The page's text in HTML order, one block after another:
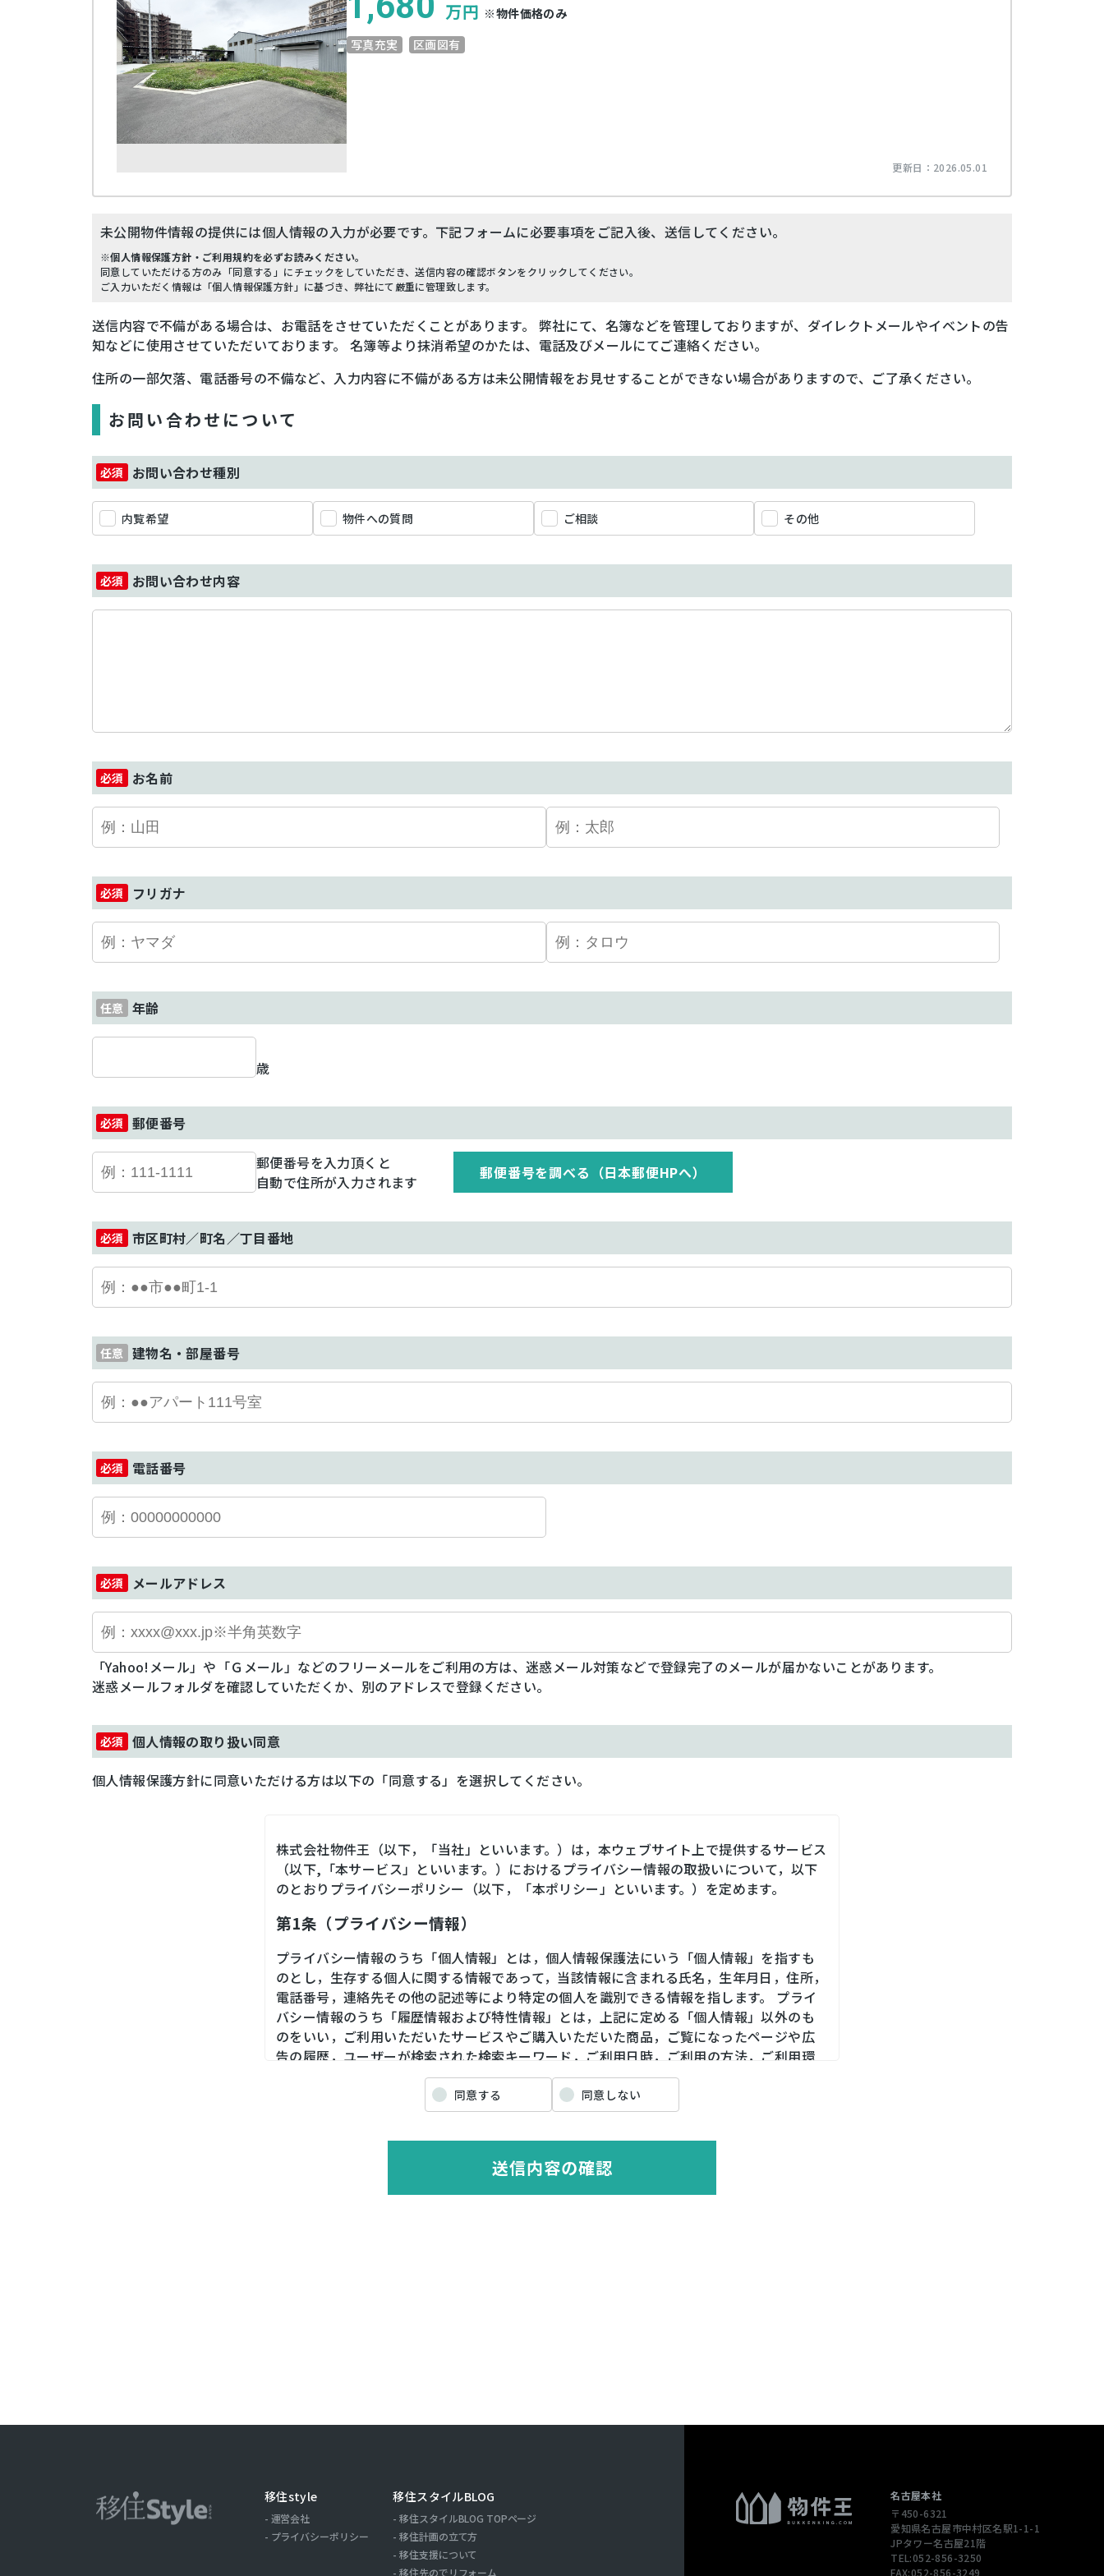
万円 ※物件価格のみ
写真充実
区画図有
更新日： 2026.05.01
未公開物件情報の提供には個人情報の入力が必要です。下記フォームに必要事項をご記入後、送信してください。
※個人情報保護方針・ご利用規約を必ずお読みください。
同意していただける方のみ「同意する」にチェックをしていただき、送信内容の確認ボタンをクリックしてください。
ご入力いただく情報は「個人情報保護方針」に基づき、弊社にて厳重に管理致します。
送信内容で不備がある場合は、お電話をさせていただくことがあります。 弊社にて、名簿などを管理しておりますが、ダイレクトメールやイベントの告
知などに使用させていただいております。 名簿等より抹消希望のかたは、電話及びメールにてご連絡ください。
住所の一部欠落、電話番号の不備など、入力内容に不備がある方は未公開情報をお見せすることができない場合がありますので、ご了承ください。
お問い合わせについて
お問い合わせ種別
内覧希望 物件への質問 ご相談 その他
お問い合わせ内容
お名前
フリガナ
年齢
歳
郵便番号
郵便番号を入力頂くと
自動で住所が入力されます
郵便番号を調べる（日本郵便HPへ）
市区町村／町名／丁目番地
建物名・部屋番号
電話番号
メールアドレス
「Yahoo!メール」や「Ｇメール」などのフリーメールをご利用の方は、迷惑メール対策などで登録完了のメールが届かないことがあります。
迷惑メールフォルダを確認していただくか、別のアドレスで登録ください。
個人情報の取り扱い同意
個人情報保護方針に同意いただける方は以下の「同意する」を選択してください。
株式会社物件王（以下，「当社」といいます。）は，本ウェブサイト上で提供するサービス
（以下,「本サービス」といいます。）におけるプライバシー情報の取扱いについて，以下
のとおりプライバシーポリシー（以下，「本ポリシー」といいます。）を定めます。
第1条（プライバシー情報）
プライバシー情報のうち「個人情報」とは，個人情報保護法にいう「個人情報」を指すも
のとし，生存する個人に関する情報であって，当該情報に含まれる氏名，生年月日，住所，
電話番号，連絡先その他の記述等により特定の個人を識別できる情報を指します。 プライ
バシー情報のうち「履歴情報および特性情報」とは，上記に定める「個人情報」以外のも
のをいい，ご利用いただいたサービスやご購入いただいた商品，ご覧になったページや広
告の履歴，ユーザーが検索された検索キーワード，ご利用日時，ご利用の方法，ご利用環
境，郵便番号や性別，職業，年齢，ユーザーのIPアドレス，クッキー情報，位置情報，端
末の個体識別情報などを指します。
第２条（プライバシー情報の収集方法）
当社は，ユーザーが利用登録をする際に氏名，生年月日，住所，電話番号，メールアドレ
ス，銀行口座番号，クレジットカード番号，運転免許証番号などの個人情報をお尋ねする
氏名，住所，連絡先，支払方法などの登録情報，利用されたサービスや購入された商品，
およびそれらの代金などに関する情報を表示する目的
（2）ユーザーにお知らせや連絡をするためにメールアドレスを利用する場合やユーザーに
商品を送付したり必要に応じて連絡したりするため，氏名や住所などの連絡先情報を利用す
同意する 同意しない
送信内容の確認
移住style
運営会社
プライバシーポリシー
移住スタイルBLOG
移住スタイルBLOG TOPページ
移住計画の立て方
移住支援について
移住先のでリフォーム
名古屋本社
〒450-6321
愛知県名古屋市中村区名駅1-1-1
JPタワー名古屋21階
TEL:052-856-3250
FAX:052-856-3249